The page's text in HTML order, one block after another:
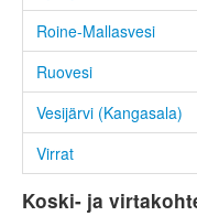
Roine-Mallasvesi
Ruovesi
Vesijärvi (Kangasala)
Virrat
Koski- ja